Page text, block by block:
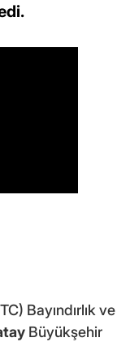
Bayındırlık ve
Büyükşehir